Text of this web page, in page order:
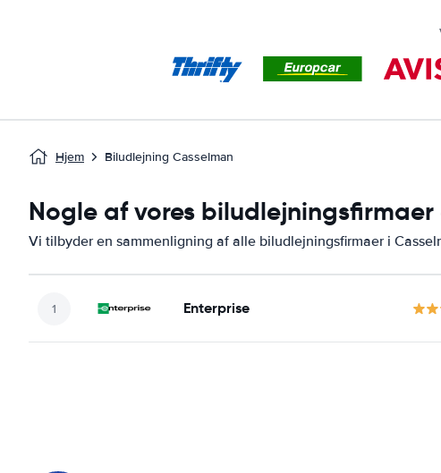
Hjem Biludlejning Casselman
Nogle af vores
Vi tilbyder en sammenligning af alle biludlejningsfirmaer i
Enterprise